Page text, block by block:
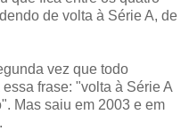
de volta à Série A, de
vez que todo
frase: "volta à Série A
Mas saiu em 2003 e em